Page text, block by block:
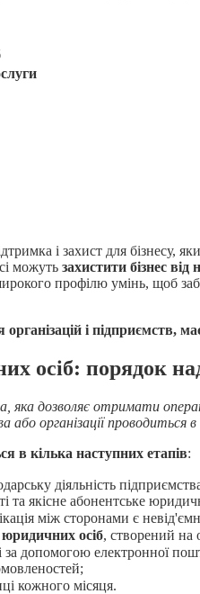
і захист для бізнесу,
можуть захистити бізнес
профілю умінь, щоб
і підприємств,
осіб: порядок
яка дозволяє отримати
організації проводиться в
в кілька наступних етапів:
діяльність
якісне абонентське
між сторонами є
осіб, створений на
за допомогою електронної
кожного місяця.